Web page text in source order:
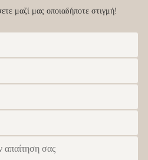
μαζί μας οποιαδήποτε στιγμή!